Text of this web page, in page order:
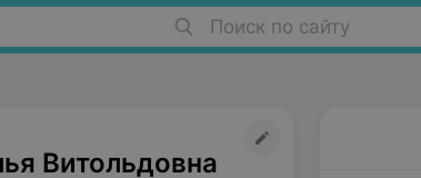
Поиск по сайту
Витольдовна